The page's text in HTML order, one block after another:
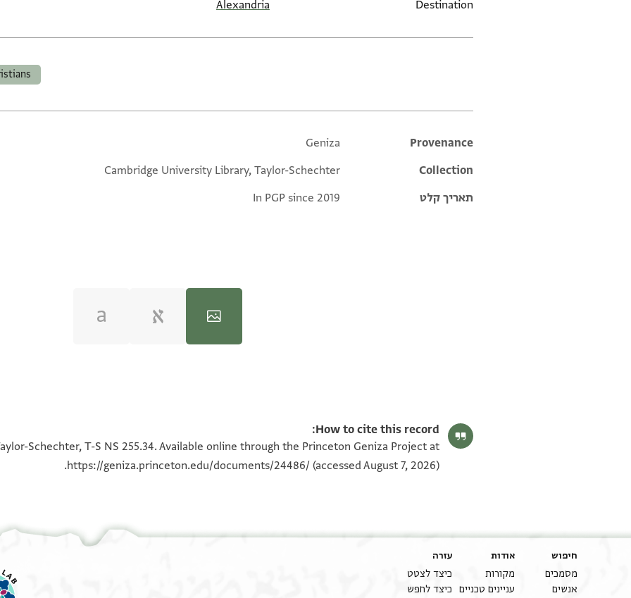
Destination
Alexandria
Additional metadata
Provenance
Geniza
Collection
Cambridge University Library, Taylor-Schechter
תאריך קלט
In PGP since 2019
How to cite this record:
Schechter, T-S NS 255.34. Available online through the Princeton Geniza Project at
https://geniza.princeton.edu/documents/24486/ (accessed August 7, 2026).
חיפוש
מסמכים
אנשים
אודות
מקורות
עניינים טכניים
עזרה
כיצד לצטט
כיצד לחפש